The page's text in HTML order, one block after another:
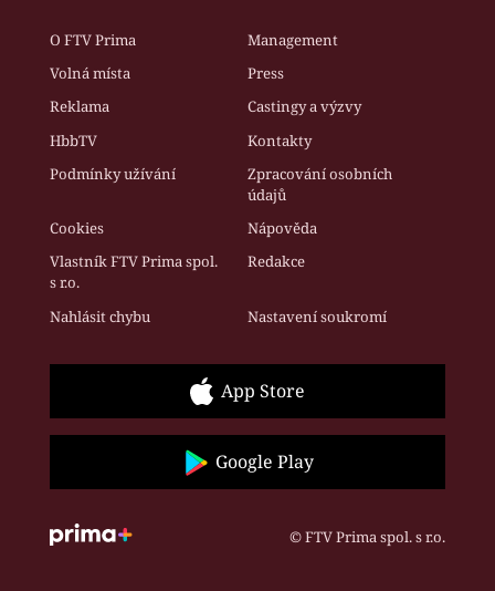
O FTV Prima
Management
Volná místa
Press
Reklama
Castingy a výzvy
HbbTV
Kontakty
Podmínky užívání
Zpracování osobních
údajů
Cookies
Nápověda
Vlastník FTV Prima spol.
s r.o.
Redakce
Nahlásit chybu Nastavení soukromí
App Store
Google Play
© FTV Prima spol. s r.o.